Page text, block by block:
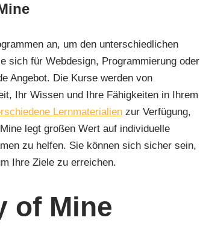
an, um den unterschiedlichen
sich für Webdesign, Programmierung oder
Angebot. Die Kurse werden von
Ihr Wissen und Ihre Fähigkeiten in Ihrem
Lernmaterialien zur Verfügung,
legt großen Wert auf individuelle
zu helfen. Sie können sich sicher sein,
Ihre Ziele zu erreichen.
of Mine